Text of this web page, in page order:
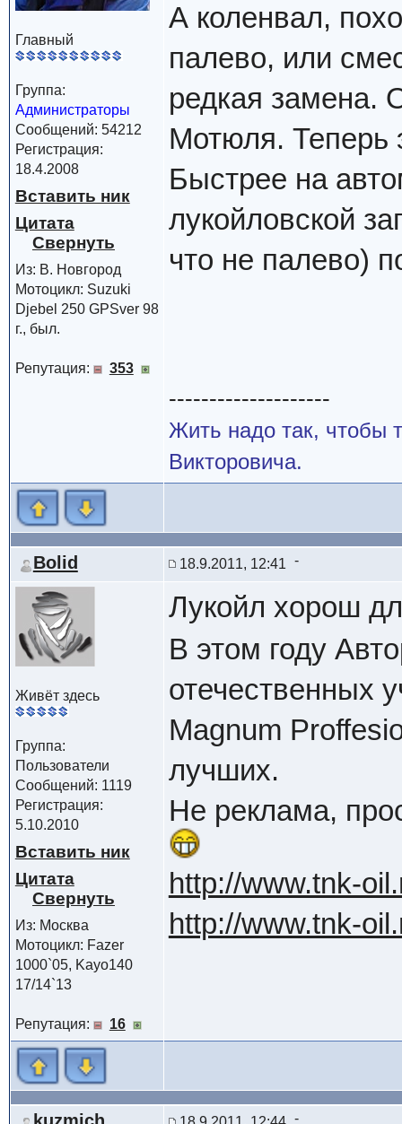
Главный
Группа:
Администраторы
Сообщений: 54212
Регистрация:
18.4.2008
Вставить ник
Цитата
Из: В. Новгород
Мотоцикл: Suzuki
Djebel 250 GPSver 98
г., был.
Репутация: 353
А коленвал,
палево, или
редкая замена.
Мотюля. Теперь
Быстрее на
лукойловской
что не палево)
--------------------
Жить надо так, чтобы
Викторовича.
Bolid 18.9.2011, 12:41
Живёт здесь
Группа:
Пользователи
Сообщений: 1119
Регистрация:
5.10.2010
Вставить ник
Цитата
Из: Москва
Мотоцикл: Fazer
1000`05, Kayo140
17/14`13
Репутация: 16
Лукойл хорош
В этом году
отечественных
Magnum
лучших.
Не реклама,
http://www.tnk-
http://www.tnk-